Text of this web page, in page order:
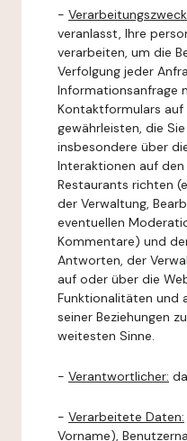
-
veranlasst, Ihre
verarbeiten, um die
Verfolgung jeder
Informationsanfrage
Kontaktformulars auf
gewährleisten, die
insbesondere über
Interaktionen auf
Restaurants richten
der Verwaltung,
eventuellen
Kommentare) und
Antworten, der
auf oder über die
Funktionalitäten und
seiner Beziehungen
weitesten Sinne.
- Verantwortlicher:
- Verarbeitete Daten:
Vorname),